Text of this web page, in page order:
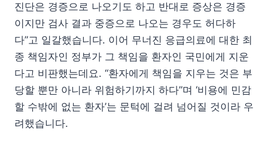
진단은 경증으로 나오기도 하고 반대로 증상은 경증
이지만 검사 결과 중증으로 나오는 경우도 허다하
다”고 일갈했습니다. 이어 무너진 응급의료에 대한 최
종 책임자인 정부가 그 책임을 환자인 국민에게 지운
다고 비판했는데요. “환자에게 책임을 지우는 것은 부
당할 뿐만 아니라 위험하기까지 하다”며 ‘비용에 민감
할 수밖에 없는 환자’는 문턱에 걸려 넘어질 것이라 우
려했습니다.